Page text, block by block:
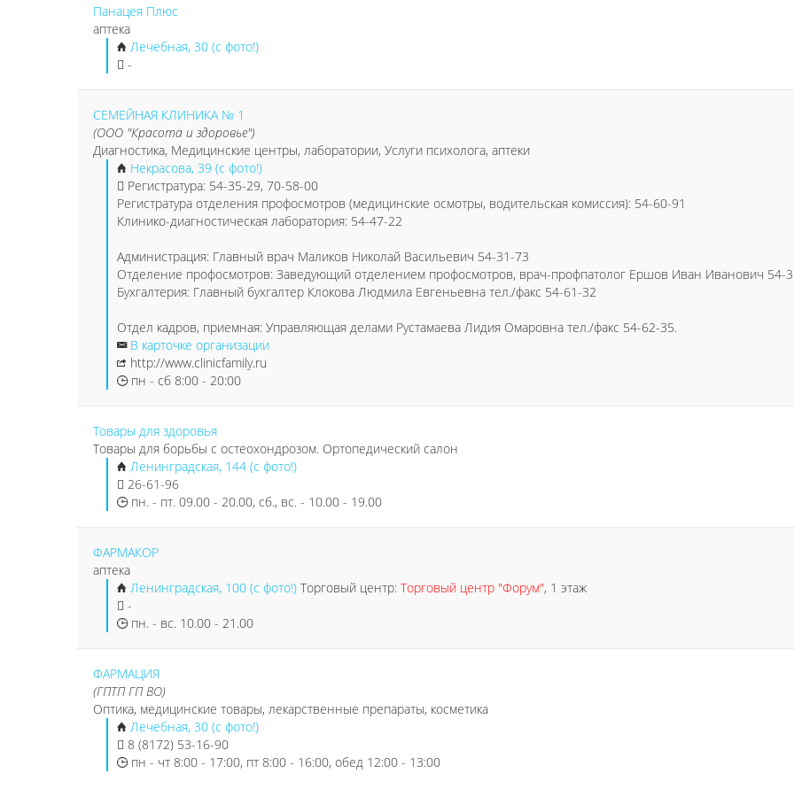
Панацея Плюс
аптека
Лечебная, 30 (с фото!)
-
СЕМЕЙНАЯ КЛИНИКА № 1
(ООО "Красота и здоровье")
Диагностика, Медицинские центры, лаборатории, Услуги психолога, аптеки
Некрасова, 39 (с фото!)
Регистратура: 54-35-29, 70-58-00
Регистратура отделения профосмотров (медицинские осмотры, водительская комиссия): 54-60-91
Клинико-диагностическая лаборатория: 54-47-22
Администрация: Главный врач Маликов Николай Васильевич 54-31-73
Отделение профосмотров: Заведующий отделением профосмотров, врач-профпатолог Ершов Иван Иванович 54-
Бухгалтерия: Главный бухгалтер Клокова Людмила Евгеньевна тел./факс 54-61-32
Отдел кадров, приемная: Управляющая делами Рустамаева Лидия Омаровна тел./факс 54-62-35.
В карточке организации
http://www.clinicfamily.ru
пн - сб 8:00 - 20:00
Товары для здоровья
Товары для борьбы с остеохондрозом. Ортопедический салон
Ленинградская, 144 (с фото!)
26-61-96
пн. - пт. 09.00 - 20.00, сб., вс. - 10.00 - 19.00
ФАРМАКОР
аптека
Ленинградская, 100 (с фото!) Торговый центр: Торговый центр "Форум", 1 этаж
-
пн. - вс. 10.00 - 21.00
ФАРМАЦИЯ
(ГПТП ГП ВО)
Оптика, медицинские товары, лекарственные препараты, косметика
Лечебная, 30 (с фото!)
8 (8172) 53-16-90
пн - чт 8:00 - 17:00, пт 8:00 - 16:00, обед 12:00 - 13:00